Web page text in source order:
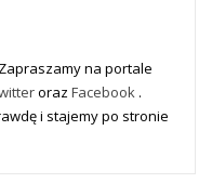
na portale
oraz Facebook .
i stajemy po stronie